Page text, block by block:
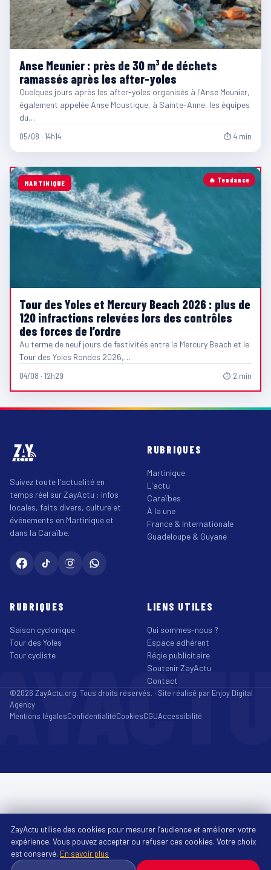
Anse Meunier : près de 30 m³ de déchets
ramassés après les after-yoles
Quelques jours après les after-yoles organisés à l'Anse Meunier,
également appelée Anse Moustique, à Sainte-Anne, les équipes
du…
05/08 · 14h14 ⏱ 4 min
🔥 Tendance
MARTINIQUE
Tour des Yoles et Mercury Beach 2026 : plus de
120 infractions relevées lors des contrôles
des forces de l’ordre
Au terme de neuf jours de festivités entre la Mercury Beach et le
Tour des Yoles Rondes 2026,…
04/08 · 12h29 ⏱ 2 min
Suivez toute l'actualité en
temps réel sur ZayActu : infos
locales, faits divers, culture et
événements en Martinique et
dans la Caraïbe.
RUBRIQUES
Martinique
L'actu
Caraïbes
À la une
France & Internationale
Guadeloupe & Guyane
RUBRIQUES
Saison cyclonique
Tour des Yoles
Tour cycliste
LIENS UTILES
Qui sommes-nous ?
Espace adhérent
Régie publicitaire
Soutenir ZayActu
Contact
©2026 ZayActu.org. Tous droits réservés. · Site réalisé par Enjoy Digital
Agency
Mentions légalesConfidentialitéCookiesCGUAccessibilité
ZayActu utilise des cookies pour mesurer l’audience et améliorer votre
expérience. Vous pouvez accepter ou refuser ces cookies. Votre choix
est conservé. En savoir plus